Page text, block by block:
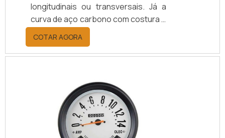
longitudinais ou transversais. Já a
curva de aço carbono com costura é
fabricada por processo de
soldagem e pode variar nas
diferentes espessuras de parede,
schedules.Tipos de schedulesEntre
os principais schedules estão: SCH.
20; SCH. 40; SCH; STD; SCH 80; SCH.
100; SCH. 120; SCH. 160.Função do
produtoA curva de aço carbono tem
COTAR AGORA